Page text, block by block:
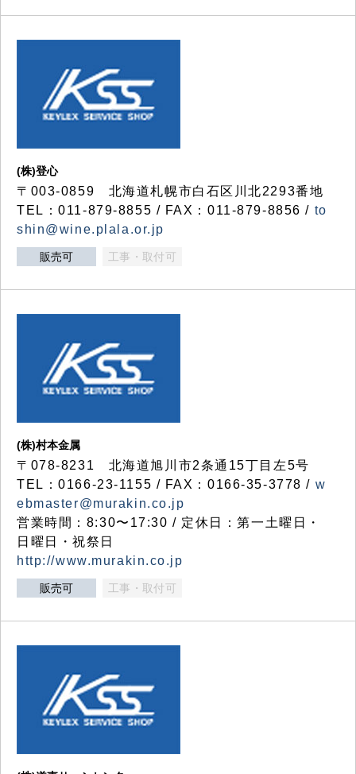
(株)登心
〒003-0859 北海道札幌市白石区川北2293番地
TEL：011-879-8855 / FAX：011-879-8856 / to
shin@wine.plala.or.jp
販売可 工事・取付可
(株)村本金属
〒078-8231 北海道旭川市2条通15丁目左5号
TEL：0166-23-1155 / FAX：0166-35-3778 / w
ebmaster@murakin.co.jp
営業時間：8:30〜17:30 / 定休日：第一土曜日・
日曜日・祝祭日
http://www.murakin.co.jp
販売可 工事・取付可